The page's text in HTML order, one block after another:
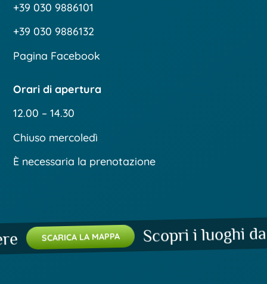
+39 030 9886101
+39 030 9886132
Pagina Facebook
Orari di apertura
12.00 – 14.30
Chiuso mercoledì
È necessaria la prenotazione
SCARICA LA MAPPA Scopri i luoghi da